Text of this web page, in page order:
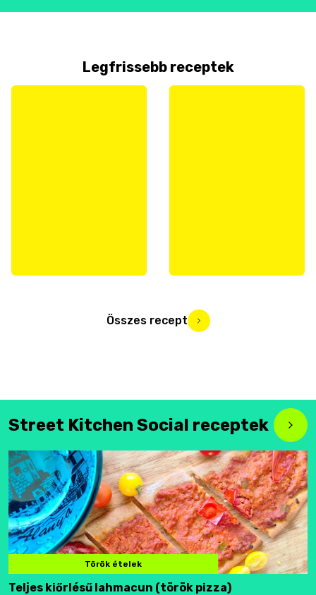
Legfrissebb receptek
Összes recept
Street Kitchen Social receptek
Török ételek
Teljes kiőrlésű lahmacun (török pizza)